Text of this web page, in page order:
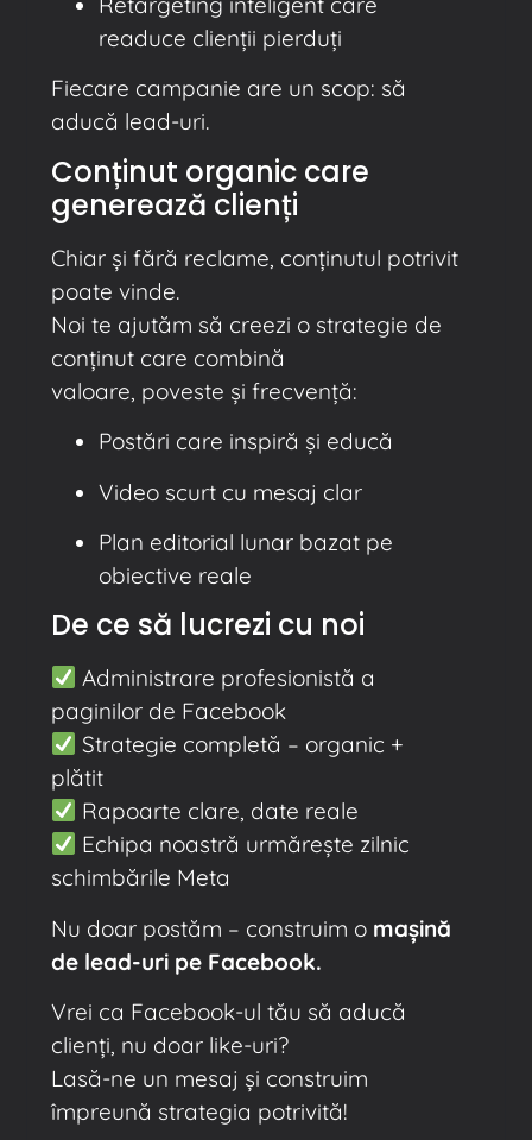
readuce clienții pierduți
Fiecare campanie are un scop: să
aducă lead-uri.
Conținut organic care
generează clienți
Chiar și fără reclame, conținutul potrivit
poate vinde.
Noi te ajutăm să creezi o strategie de
conținut care combină
valoare, poveste și frecvență:
Postări care inspiră și educă
Video scurt cu mesaj clar
Plan editorial lunar bazat pe
obiective reale
De ce să lucrezi cu noi
Administrare profesionistă a
paginilor de Facebook
Strategie completă – organic +
plătit
Rapoarte clare, date reale
Echipa noastră urmărește zilnic
schimbările Meta
Nu doar postăm – construim o mașină
de lead-uri pe Facebook.
Vrei ca Facebook-ul tău să aducă
clienți, nu doar like-uri?
Lasă-ne un mesaj și construim
împreună strategia potrivită!